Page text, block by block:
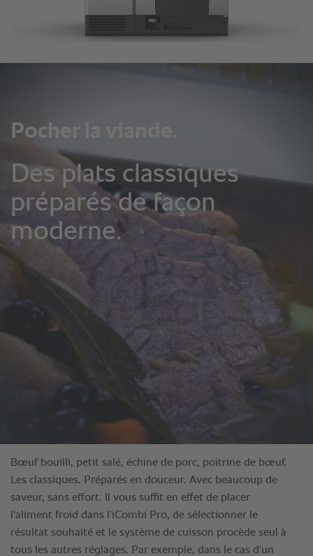
Bœuf bouilli, petit salé, échine de porc, poitrine de bœuf.
Les classiques. Préparés en douceur. Avec beaucoup de
saveur, sans effort. Il vous suffit en effet de placer
l'aliment froid dans l’iCombi Pro, de sélectionner le
résultat souhaité et le système de cuisson procède seul à
tous les autres réglages. Par exemple, dans le cas d'un